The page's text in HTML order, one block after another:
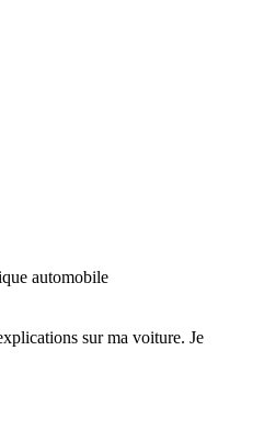
automobile
sur ma voiture. Je